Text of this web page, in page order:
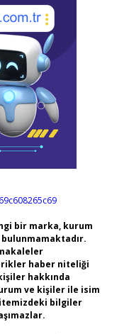
bir marka, kurum
haber niteliği
hakkında
ve kişiler ile isim
bilgiler